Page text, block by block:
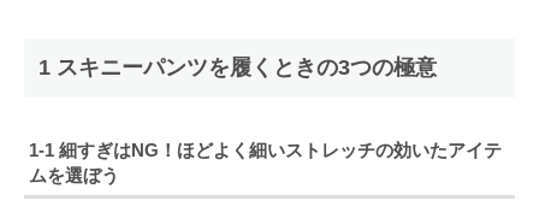
1 スキニーパンツを履くときの3つの極意
1-1 細すぎはNG！ほどよく細いストレッチの効いたアイテ
ムを選ぼう